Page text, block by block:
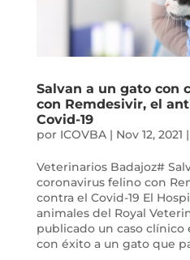
Salvan a un gato con
con Remdesivir, el
Covid-19
por ICOVBA| Nov 12, 2021 |
Veterinarios Badajoz#
coronavirus felino con
contra el Covid-19 El
animales del Royal
publicado un caso clínico
con éxito a un gato que